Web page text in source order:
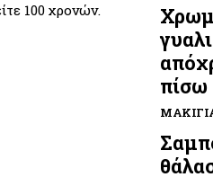
100 χρονών.
πίσω